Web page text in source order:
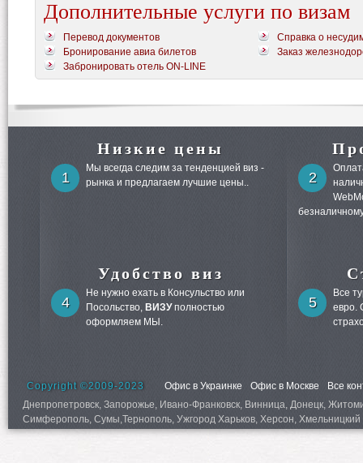
Дополнительные услуги по визам
Перевод документов
Справка о
Бронирование авиа билетов
Заказ
Забронировать отель ON-LINE
Низкие цены
1
Мы всегда следим за тенденцией виз -
рынка и предлагаем лучшие цены..
2
Удобство виз
4
Не нужно ехать в Консульство или
Посольство, ВИЗУполностью
оформляем МЫ.
5
Все
евро.
Copyright ©2009-2023 Офис в Украинке Офис в Москве
Все
Днепропетровск, Запорожье, Ивано-Франковск, Винница, Донецк,
Симферополь, Сумы,Тернополь, Ужгород Харьков, Херсон,